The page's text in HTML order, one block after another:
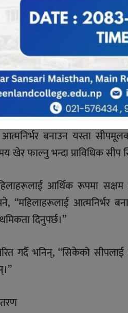
बिस्वकर्मा ,प्रसिक्षक
भएका थिए।
सशक्तिकरण सेवा केन्द्रकी
चप्पल बनाउने व्यावहारिक
आवश्यकता
बनाउन यस्ता
फाल्नु भन्दा प्राविधिक सीप
आर्थिक रूपमा
आत्मनिर्भर
दिनुपर्छ।”
गर्दै भनिन्, “सिकेको सीपलाई